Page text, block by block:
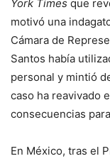
York Times que
motivó una
Cámara de
Santos había
personal y mintió
caso ha reavivado
consecuencias
En México, tras el